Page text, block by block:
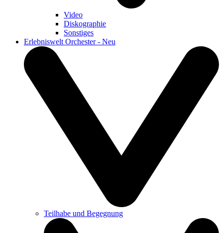
Video
Diskographie
Sonstiges
Erlebniswelt Orchester - Neu
Teilhabe und Begegnung